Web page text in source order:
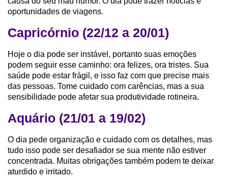
oportunidades de viagens.
Capricórnio (22/12 a 20/01)
Hoje o dia pode ser instável, portanto suas emoções
podem seguir esse caminho: ora felizes, ora tristes. Sua
saúde pode estar frágil, e isso faz com que precise mais
das pessoas. Tome cuidado com carências, mas a sua
sensibilidade pode afetar sua produtividade rotineira.
Aquário (21/01 a 19/02)
O dia pede organização e cuidado com os detalhes, mas
tudo isso pode ser desafiador se sua mente não estiver
concentrada. Muitas obrigações também podem te deixar
aturdido e irritado.